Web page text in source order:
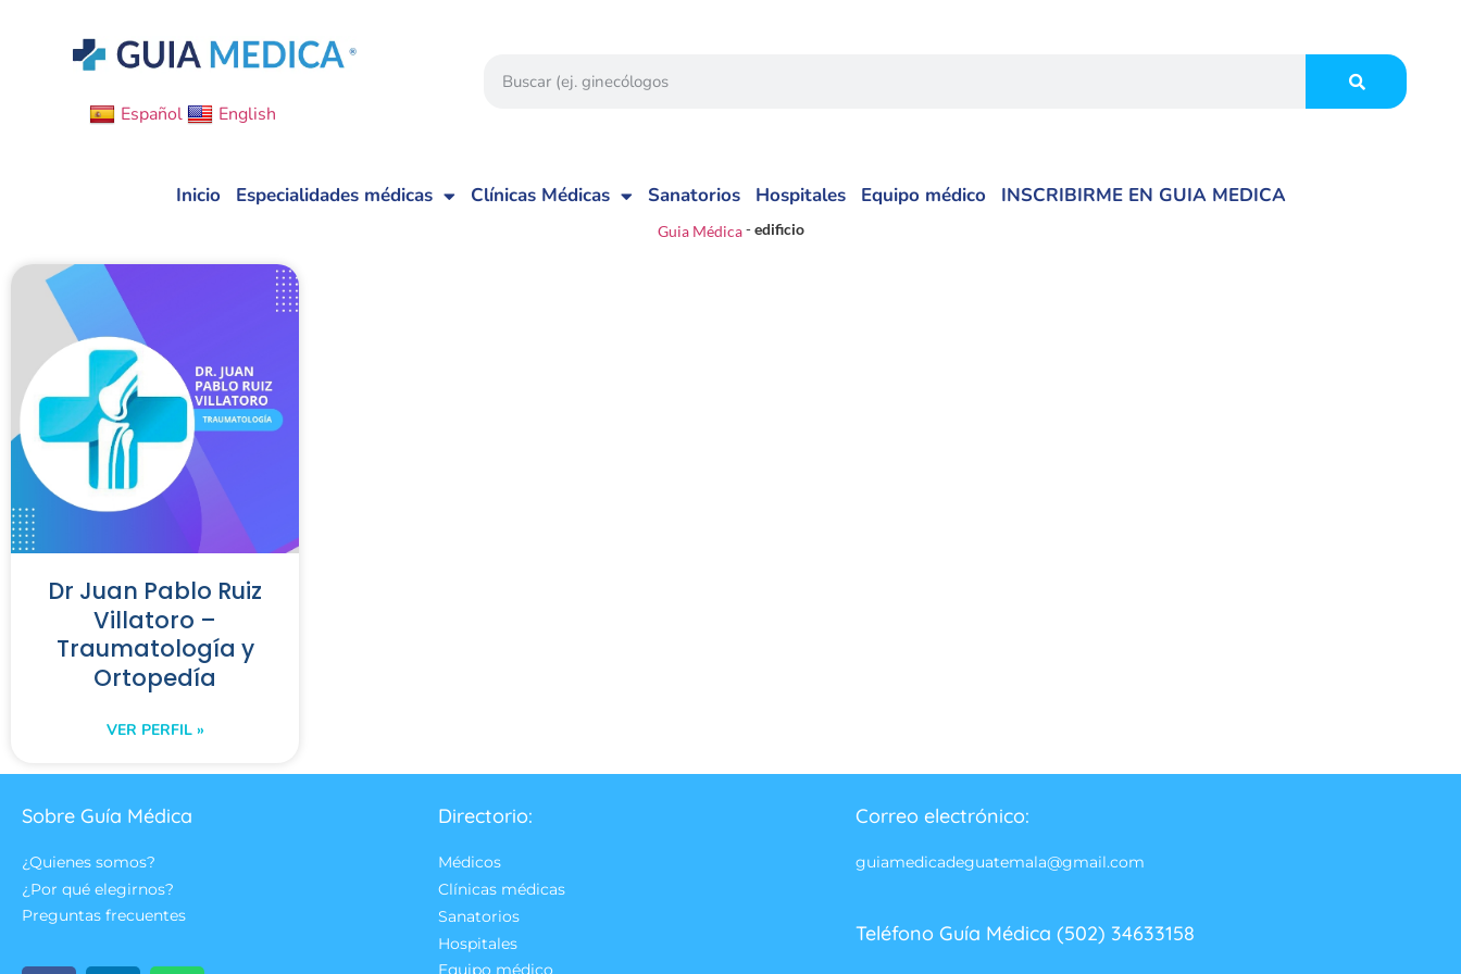
Español English
Inicio Especialidades médicas Clínicas Médicas Sanatorios Hospitales Equipo médico INSCRIBIRME EN GUIA MEDICA
Guia Médica-edificio
Dr Juan Pablo Ruiz
Villatoro –
Traumatología y
Ortopedía
VER PERFIL »
Sobre Guía Médica
¿Quienes somos?
¿Por qué elegirnos?
Preguntas frecuentes
Directorio:
Médicos
Clínicas médicas
Sanatorios
Hospitales
Equipo médico
Correo electrónico:
guiamedicadeguatemala@gmail.com
Teléfono Guía Médica (502) 34633158